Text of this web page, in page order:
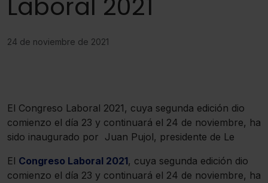
24 de noviembre de 2021
El Congreso Laboral 2021, cuya segunda edición dio
comienzo el día 23 y continuará el 24 de noviembre, ha
sido inaugurado por Juan Pujol, presidente de Le
El Congreso Laboral 2021, cuya segunda edición dio
comienzo el día 23 y continuará el 24 de noviembre, ha